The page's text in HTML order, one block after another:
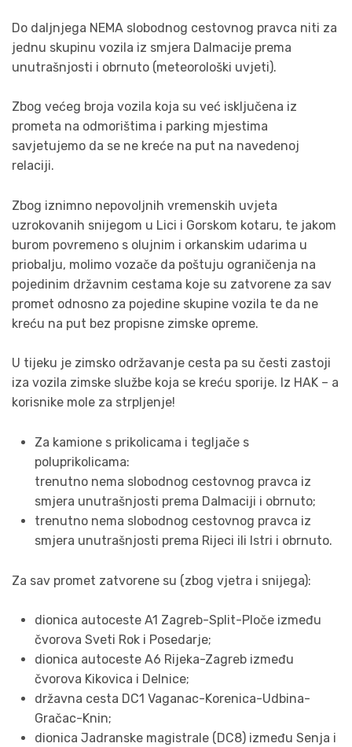
Do daljnjega NEMA slobodnog cestovnog pravca niti za
jednu skupinu vozila iz smjera Dalmacije prema
unutrašnjosti i obrnuto (meteorološki uvjeti).
Zbog većeg broja vozila koja su već isključena iz
prometa na odmorištima i parking mjestima
savjetujemo da se ne kreće na put na navedenoj
relaciji.
Zbog iznimno nepovoljnih vremenskih uvjeta
uzrokovanih snijegom u Lici i Gorskom kotaru, te jakom
burom povremeno s olujnim i orkanskim udarima u
priobalju, molimo vozače da poštuju ograničenja na
pojedinim državnim cestama koje su zatvorene za sav
promet odnosno za pojedine skupine vozila te da ne
kreću na put bez propisne zimske opreme.
U tijeku je zimsko održavanje cesta pa su česti zastoji
iza vozila zimske službe koja se kreću sporije. Iz HAK – a
korisnike mole za strpljenje!
Za kamione s prikolicama i tegljače s
poluprikolicama:
trenutno nema slobodnog cestovnog pravca iz
smjera unutrašnjosti prema Dalmaciji i obrnuto;
trenutno nema slobodnog cestovnog pravca iz
smjera unutrašnjosti prema Rijeci ili Istri i obrnuto.
Za sav promet zatvorene su (zbog vjetra i snijega):
dionica autoceste A1 Zagreb-Split-Ploče između
čvorova Sveti Rok i Posedarje;
dionica autoceste A6 Rijeka-Zagreb između
čvorova Kikovica i Delnice;
državna cesta DC1 Vaganac-Korenica-Udbina-
Gračac-Knin;
dionica Jadranske magistrale (DC8) između Senja i